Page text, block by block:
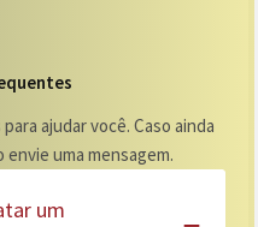
ajudar você. Caso ainda
uma mensagem.
um